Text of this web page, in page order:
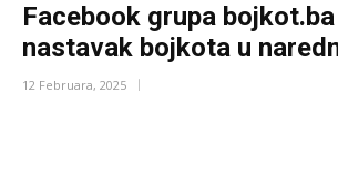
Facebook grupa
nastavak bojkota u
12 Februara, 2025